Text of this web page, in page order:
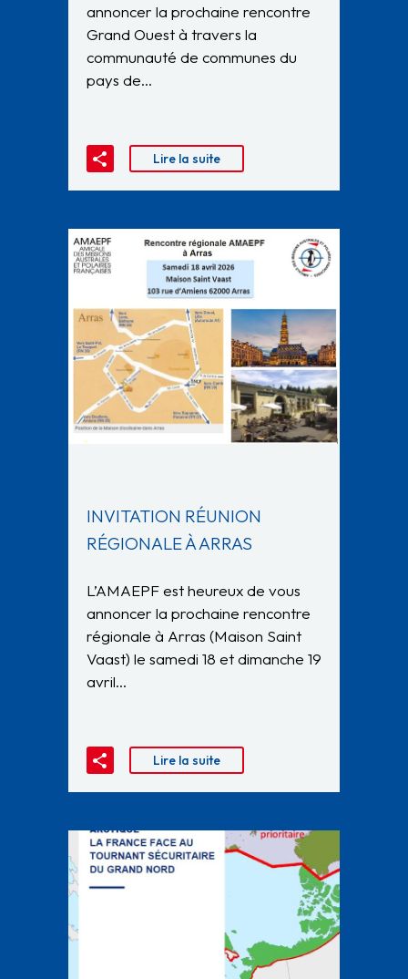
annoncer la prochaine rencontre
Grand Ouest à travers la
communauté de communes du
pays de…
Lire la suite
INVITATION RÉUNION
RÉGIONALE À ARRAS
L’AMAEPF est heureux de vous
annoncer la prochaine rencontre
régionale à Arras (Maison Saint
Vaast) le samedi 18 et dimanche 19
avril…
Lire la suite